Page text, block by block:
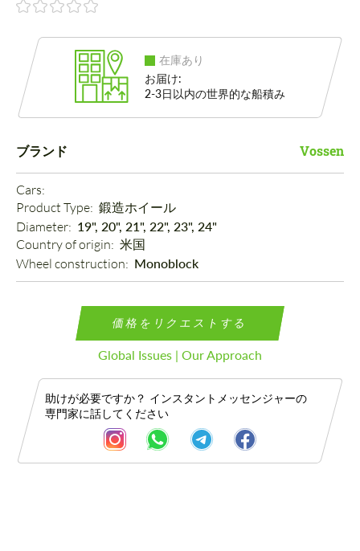
在庫あり
お届け:
2-3日以内の世界的な船積み
ブランド Vossen
Cars:
Product Type: 鍛造ホイール
Diameter: 19", 20", 21", 22", 23", 24"
Country of origin: 米国
Wheel construction: Monoblock
価格をリクエストする
Global Issues | Our Approach
助けが必要ですか？ インスタントメッセンジャーの
専門家に話してください